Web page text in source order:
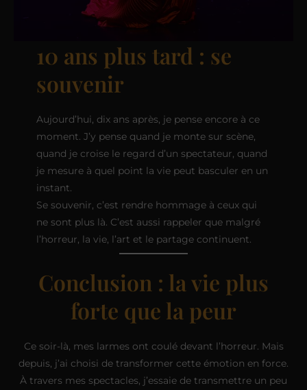
10 ans plus tard : se
souvenir
Aujourd’hui, dix ans après, je pense encore à ce
moment. J’y pense quand je monte sur scène,
quand je croise le regard d’un spectateur, quand
je mesure à quel point la vie peut basculer en un
instant.
Se souvenir, c’est rendre hommage à ceux qui
ne sont plus là. C’est aussi rappeler que malgré
l’horreur, la vie, l’art et le partage continuent.
Conclusion : la vie plus
forte que la peur
Ce soir-là, mes larmes ont coulé devant l’horreur. Mais
depuis, j’ai choisi de transformer cette émotion en force.
À travers mes spectacles, j’essaie de transmettre un peu